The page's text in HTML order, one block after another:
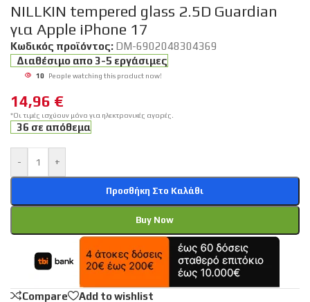
NILLKIN tempered glass 2.5D Guardian
για Apple iPhone 17
Κωδικός προϊόντος: DM-6902048304369
Διαθέσιμο απο 3-5 εργάσιμες
10 People watching this product now!
14,96 €
*Οι τιμές ισχύουν μόνο για ηλεκτρονικές αγορές.
36 σε απόθεμα
- +
Προσθήκη Στο Καλάθι
Buy Now
Compare
Add to wishlist